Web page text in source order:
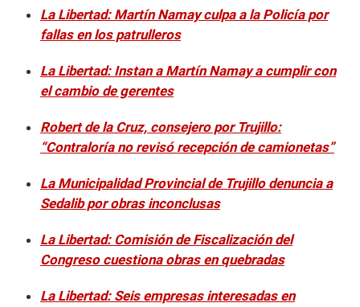
La Libertad: Martín Namay culpa a la Policía por
fallas en los patrulleros
La Libertad: Instan a Martín Namay a cumplir con
el cambio de gerentes
Robert de la Cruz, consejero por Trujillo:
“Contraloría no revisó recepción de camionetas”
La Municipalidad Provincial de Trujillo denuncia a
Sedalib por obras inconclusas
La Libertad: Comisión de Fiscalización del
Congreso cuestiona obras en quebradas
La Libertad: Seis empresas interesadas en